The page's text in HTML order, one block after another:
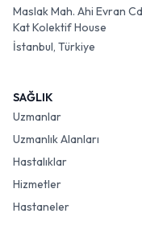
Maslak Mah. Ahi Evran
Kat Kolektif House
İstanbul, Türkiye
SAĞLIK
Uzmanlar
Uzmanlık Alanları
Hastalıklar
Hizmetler
Hastaneler